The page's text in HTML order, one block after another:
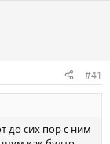
#41
до сих пор с ним